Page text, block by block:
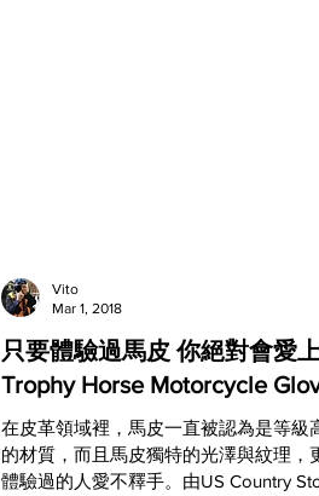
只要體驗過馬皮 你絕對會愛
Trophy Horse Motorcycle
在皮革領域裡，馬皮一直被認為是等級
的材質，而且馬皮獨特的光澤與紋理，
體驗過的人愛不釋手。由US Country
Vito
Mar 1, 2018